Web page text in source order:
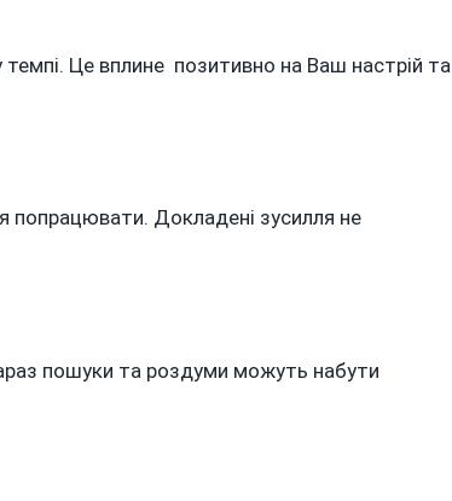
Це вплине позитивно на Ваш настрій та
попрацювати. Докладені зусилля не
пошуки та роздуми можуть набути